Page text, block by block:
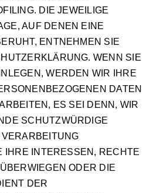
DIE JEWEILIGE
AUF DENEN EINE
ENTNEHMEN SIE
WENN SIE
WERDEN WIR IHRE
DATEN
ES SEI DENN, WIR
SCHUTZWÜRDIGE
IHRE INTERESSEN, RECHTE
ODER DIE
DER